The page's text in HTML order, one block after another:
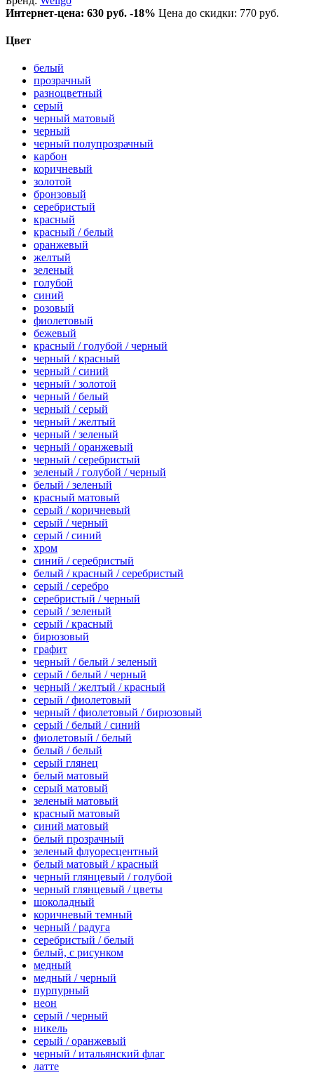
Интернет-цена: 630 руб. -18% Цена до скидки: 770 руб.
Цвет
белый
прозрачный
разноцветный
серый
черный матовый
черный
черный полупрозрачный
карбон
коричневый
золотой
бронзовый
серебристый
красный
красный / белый
оранжевый
желтый
зеленый
голубой
синий
розовый
фиолетовый
бежевый
красный / голубой / черный
черный / красный
черный / синий
черный / золотой
черный / белый
черный / серый
черный / желтый
черный / зеленый
черный / оранжевый
черный / серебристый
зеленый / голубой / черный
белый / зеленый
красный матовый
серый / коричневый
серый / черный
серый / синий
хром
синий / серебристый
белый / красный / серебристый
серый / серебро
серебристый / черный
серый / зеленый
серый / красный
бирюзовый
графит
черный / белый / зеленый
серый / белый / черный
черный / желтый / красный
серый / фиолетовый
черный / фиолетовый / бирюзовый
серый / белый / синий
фиолетовый / белый
белый / белый
серый глянец
белый матовый
серый матовый
зеленый матовый
красный матовый
синий матовый
белый прозрачный
зеленый флуоресцентный
белый матовый / красный
черный глянцевый / голубой
черный глянцевый / цветы
шоколадный
коричневый темный
черный / радуга
серебристый / белый
белый, с рисунком
медный
медный / черный
пурпурный
неон
серый / черный
никель
серый / оранжевый
черный / итальянский флаг
латте